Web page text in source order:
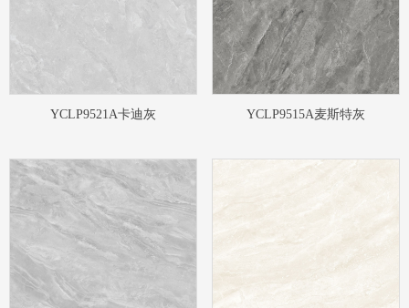
YCLP9521A卡迪灰 YCLP9515A麦斯特灰